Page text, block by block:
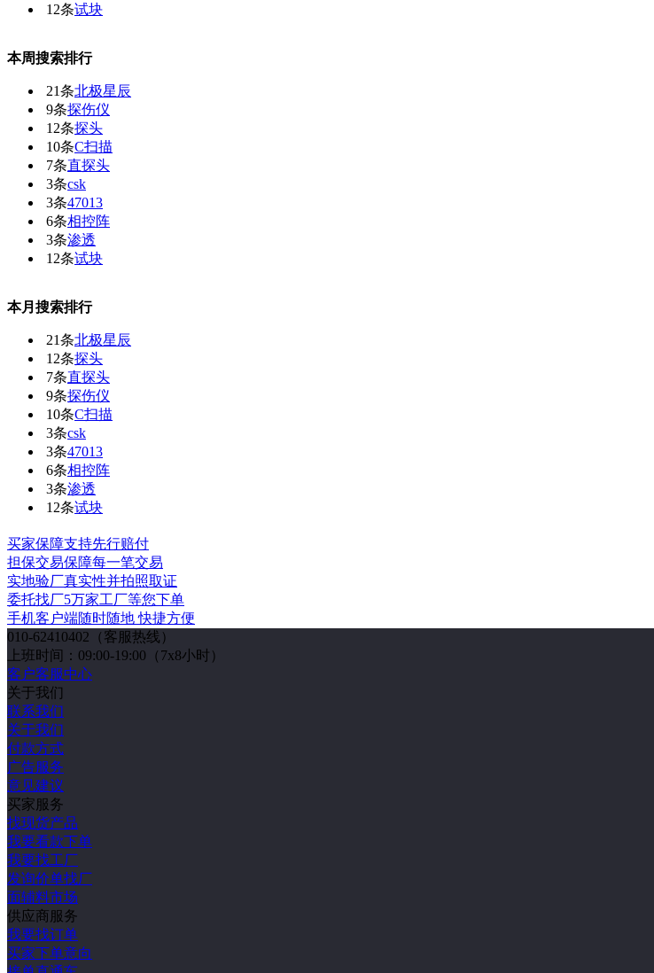
12条试块
本周搜索排行
21条北极星辰
9条探伤仪
12条探头
10条C扫描
7条直探头
3条csk
3条47013
6条相控阵
3条渗透
12条试块
本月搜索排行
21条北极星辰
12条探头
7条直探头
9条探伤仪
10条C扫描
3条csk
3条47013
6条相控阵
3条渗透
12条试块
买家保障支持先行赔付
担保交易保障每一笔交易
实地验厂真实性并拍照取证
委托找厂5万家工厂等您下单
手机客户端随时随地 快捷方便
010-62410402 （客服热线）
上班时间：09:00-19:00（7x8小时）
客户客服中心
关于我们
联系我们
关于我们
付款方式
广告服务
意见建议
买家服务
找现货产品
我要看款下单
我要找工厂
发询价单找厂
面辅料市场
供应商服务
我要找订单
买家下单意向